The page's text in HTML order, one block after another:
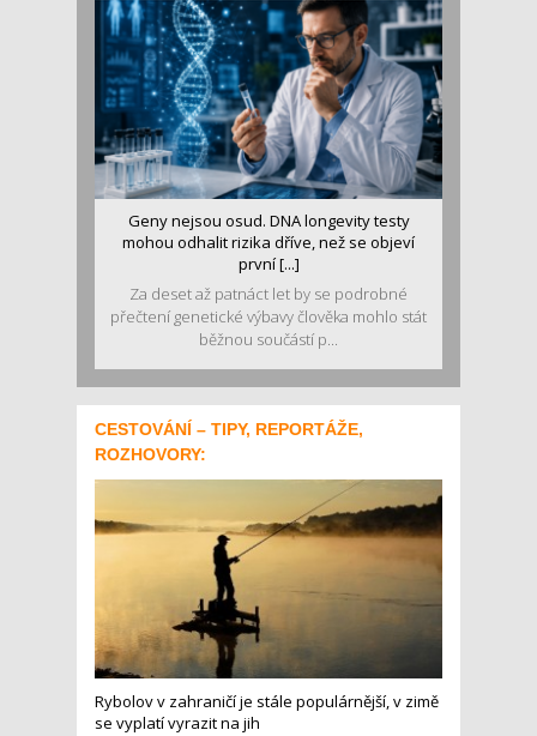
Geny nejsou osud. DNA longevity testy
mohou odhalit rizika dříve, než se objeví
první [...]
Za deset až patnáct let by se podrobné
přečtení genetické výbavy člověka mohlo stát
běžnou součástí p...
CESTOVÁNÍ – TIPY, REPORTÁŽE,
ROZHOVORY:
Rybolov v zahraničí je stále populárnější, v zimě
se vyplatí vyrazit na jih